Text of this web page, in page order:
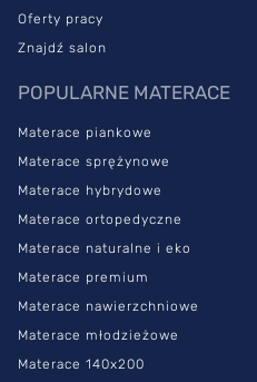
Oferty pracy
Znajdź salon
POPULARNE MATERACE
Materace piankowe
Materace sprężynowe
Materace hybrydowe
Materace ortopedyczne
Materace naturalne i eko
Materace premium
Materace nawierzchniowe
Materace młodzieżowe
Materace 140x200